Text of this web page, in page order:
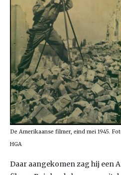
De Amerikaanse filmer, eind mei 1945.
HGA
Daar aangekomen zag hij een